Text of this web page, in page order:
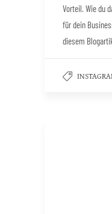
Vorteil. Wie du
für dein
diesem